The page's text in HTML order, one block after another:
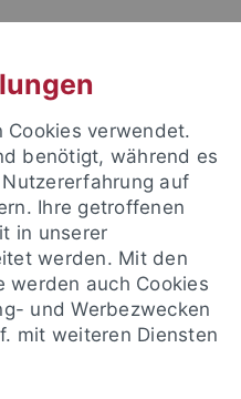
EINRICHTUNGEN
verwendet.
benötigt, während es
auf
Ihre getroffenen
in unserer
werden. Mit den
werden auch Cookies
und Werbezwecken
mit weiteren Diensten